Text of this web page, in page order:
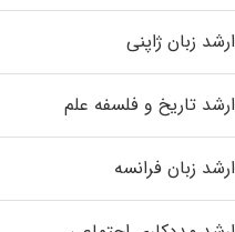
زبان ژاپنی
تاریخ و فلسفه علم
زبان فرانسه